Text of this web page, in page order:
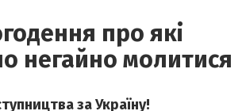
про які
негайно молитися
за Україну!